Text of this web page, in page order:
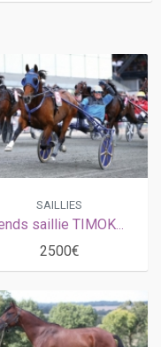
SAILLIES
TIMOKO (Imoko - Kiss Me Coulonces par And Arifant)
2500€